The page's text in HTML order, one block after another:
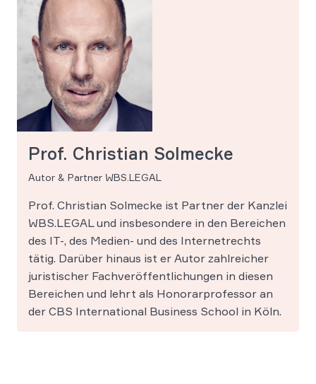
Prof. Christian Solmecke
Autor & Partner WBS.LEGAL
Prof. Christian Solmecke ist Partner der Kanzlei
WBS.LEGAL und insbesondere in den Bereichen
des IT-, des Medien- und des Internetrechts
tätig. Darüber hinaus ist er Autor zahlreicher
juristischer Fachveröffentlichungen in diesen
Bereichen und lehrt als Honorarprofessor an
der CBS International Business School in Köln.